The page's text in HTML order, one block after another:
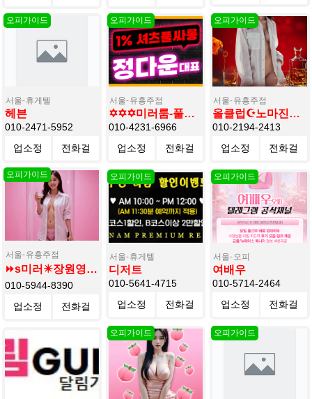
보 보 기 보 기
서울 휴게텔
헤븐
010-2471-5952
업소정
보
전화걸
기
서울 유흥주점
✡️✡️✡️미러룸-풀싸롱✡️✡️✡️정다운대표
010-4231-6966
업소정
보
전화걸
기
서울 유흥주점
올클럽☪️노마진대표
010-2194-2413
업소정
보
전화걸
기
서울 유흥주점
⏩s미러✴️장원영✡️실장✴️
010-5944-8390
업소정
전화걸
서울 휴게텔
디저트
010-5641-4715
업소정
보
전화걸
기
서울 오피
여배우
010-5714-2464
업소정
보
전화걸